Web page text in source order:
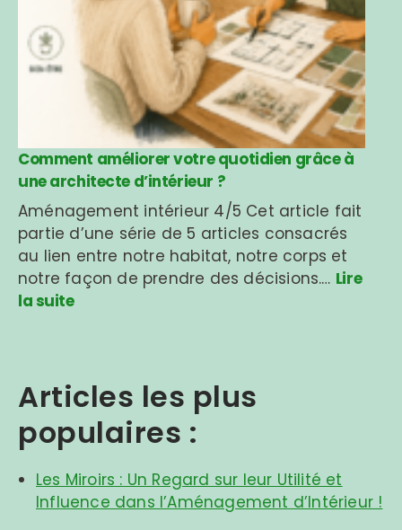
Comment améliorer votre quotidien grâce à
une architecte d’intérieur ?
Aménagement intérieur 4/5 Cet article fait
partie d’une série de 5 articles consacrés
au lien entre notre habitat, notre corps et
notre façon de prendre des décisions.… Lire
la suite
Articles les plus
populaires :
Les Miroirs : Un Regard sur leur Utilité et
Influence dans l’Aménagement d’Intérieur !